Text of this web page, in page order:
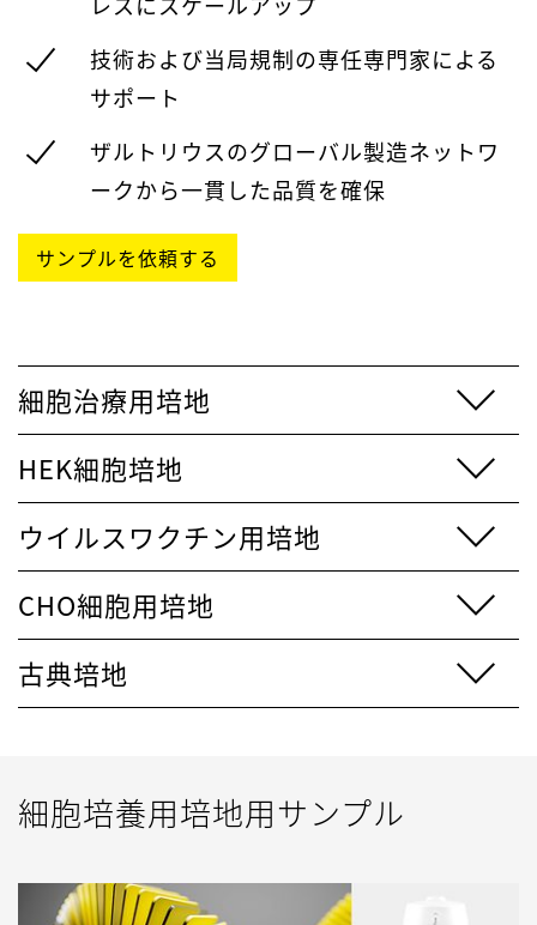
技術および当局規制の専任専門家による
サポート
ザルトリウスのグローバル製造ネットワ
ークから一貫した品質を確保
サンプルを依頼する
細胞治療用培地
HEK細胞培地
ウイルスワクチン用培地
CHO細胞用培地
古典培地
細胞培養用培地用サンプル